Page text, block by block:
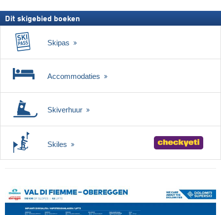
Dit skigebied boeken
Skipas
Accommodaties
Skiverhuur
Skiles